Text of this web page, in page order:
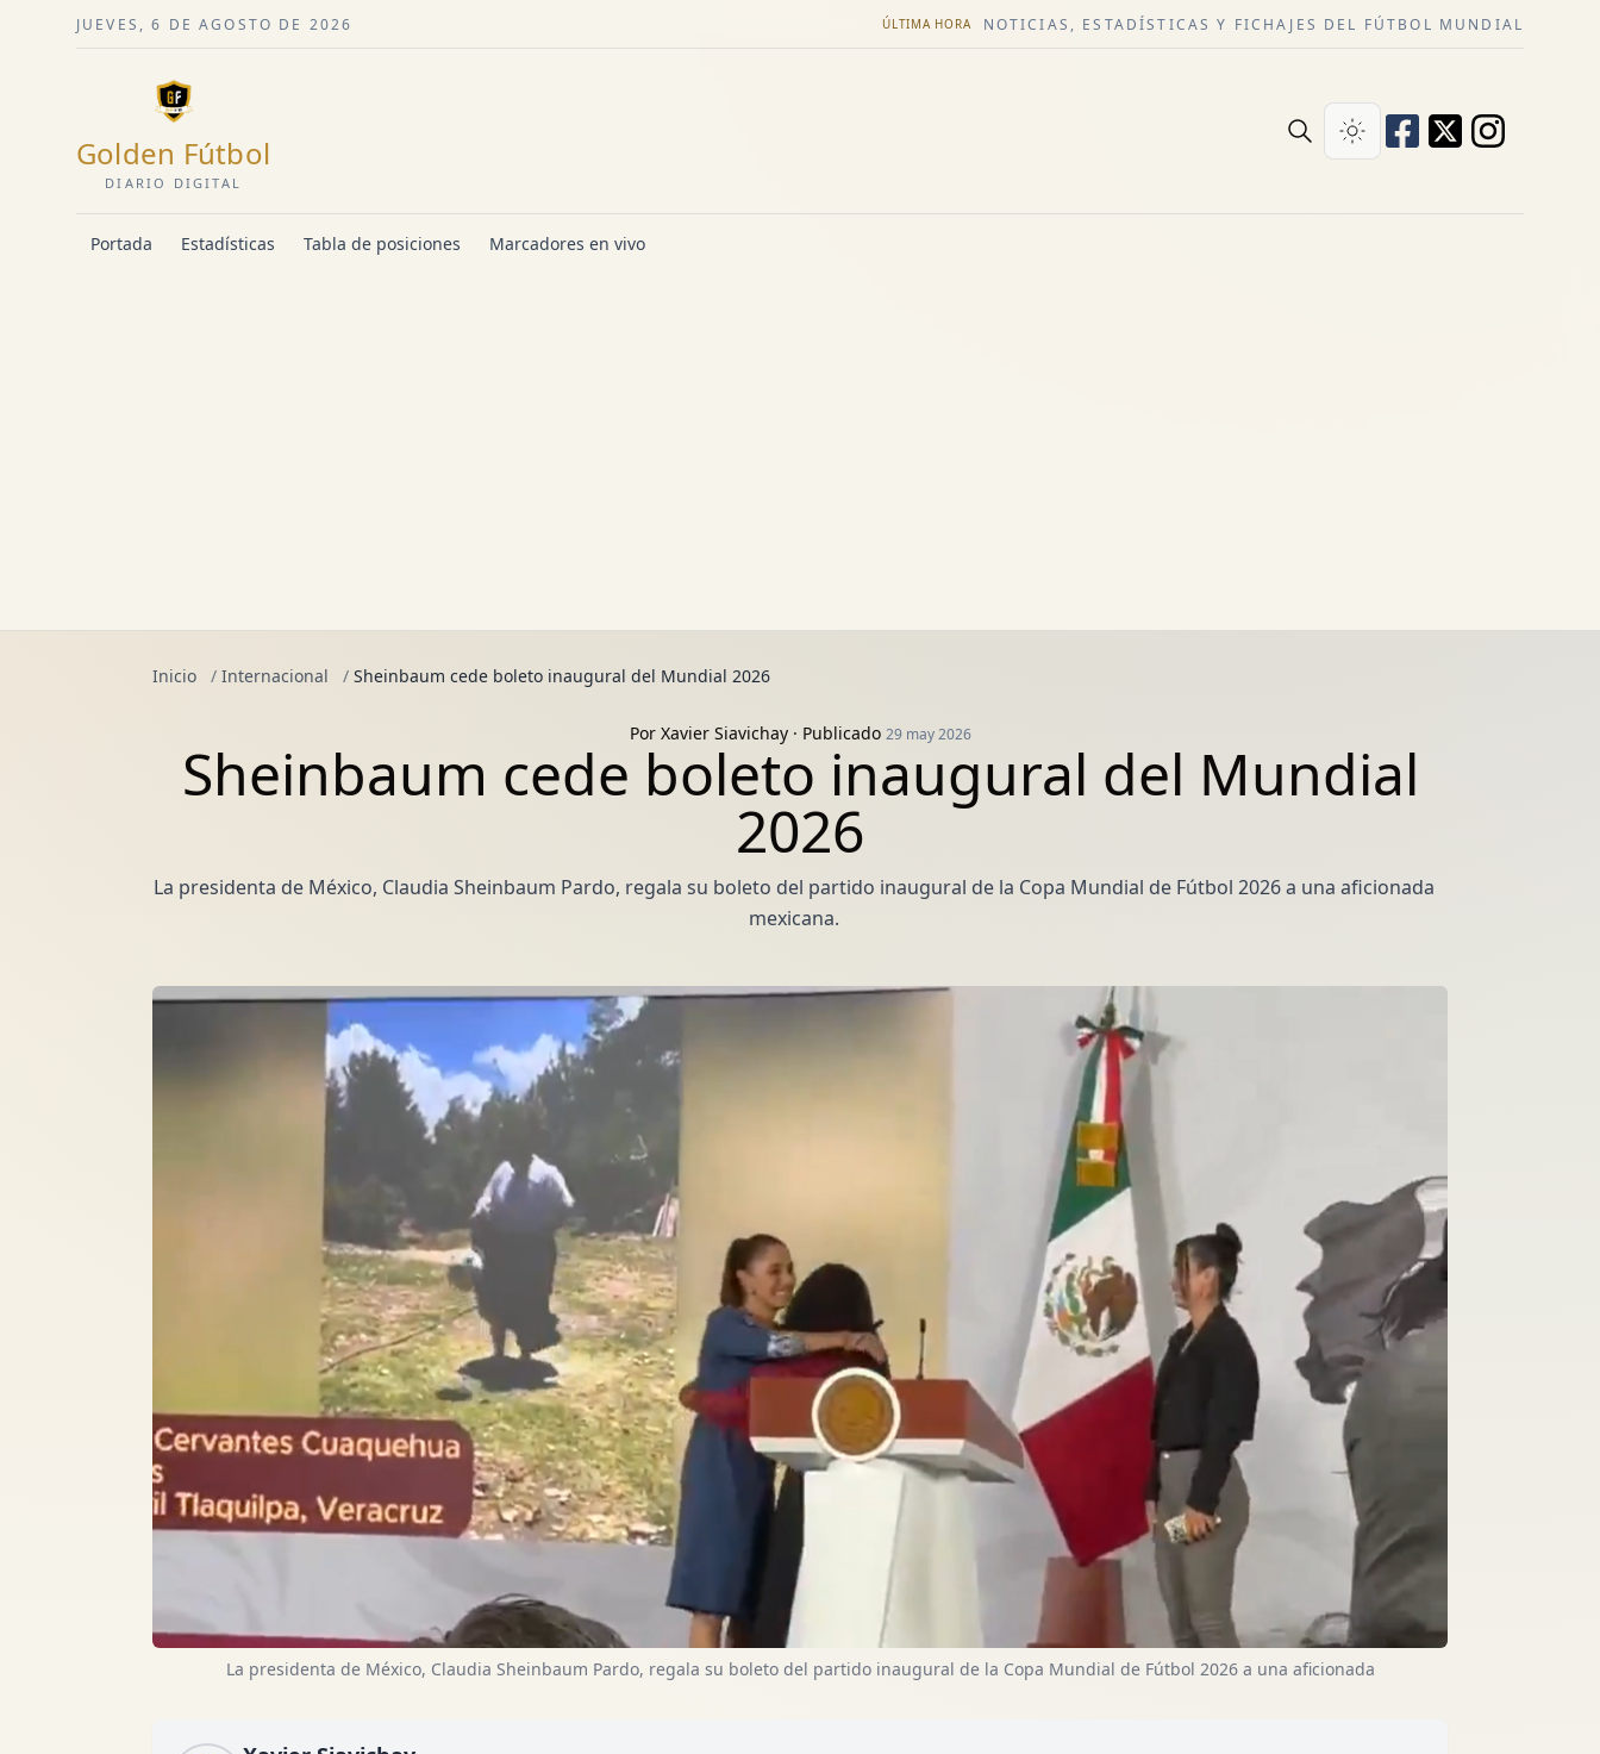
JUEVES, 6 DE AGOSTO DE 2026 ÚLTIMA HORA NOTICIAS, ESTADÍSTICAS Y FICHAJES DEL FÚTBOL MUNDIAL
Golden Fútbol
DIARIO DIGITAL
Portada Estadísticas Tabla de posiciones Marcadores en vivo
Inicio / Internacional / Sheinbaum cede boleto inaugural del Mundial 2026
Por Xavier Siavichay· Publicado 29 may 2026
Sheinbaum cede boleto inaugural del Mundial
2026
La presidenta de México, Claudia Sheinbaum Pardo, regala su boleto del partido inaugural de la Copa Mundial de Fútbol 2026 a una aficionada
mexicana.
La presidenta de México, Claudia Sheinbaum Pardo, regala su boleto del partido inaugural de la Copa Mundial de Fútbol 2026 a una aficionada